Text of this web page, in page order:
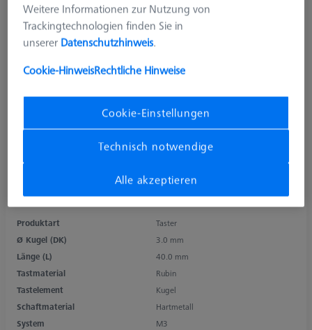
Produktart
Taster
Ø Kugel (DK)
3.0 mm
Länge (L)
40.0 mm
Tastmaterial
Rubin
Tastelement
Kugel
Schaftmaterial
Hartmetall
System
M3
Weitere Informationen zur Nutzung von
Trackingtechnologien finden Sie in
unserer Datenschutzhinweis.
Cookie-HinweisRechtliche Hinweise
Cookie-Einstellungen
Technisch notwendige
Alle akzeptieren